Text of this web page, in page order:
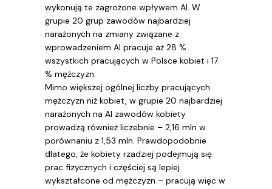
wykonują te zagrożone wpływem AI. W
grupie 20 grup zawodów najbardziej
narażonych na zmiany związane z
wprowadzeniem AI pracuje aż 28 %
wszystkich pracujących w Polsce kobiet i 17
% mężczyzn.
Mimo większej ogólnej liczby pracujących
mężczyzn niż kobiet, w grupie 20 najbardziej
narażonych na AI zawodów kobiety
prowadzą również liczebnie – 2,16 mln w
porównaniu z 1,53 mln. Prawdopodobnie
dlatego, że kobiety rzadziej podejmują się
prac fizycznych i częściej są lepiej
wykształcone od mężczyzn – pracują więc w